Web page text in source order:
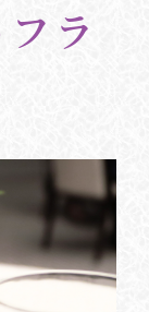
ラ